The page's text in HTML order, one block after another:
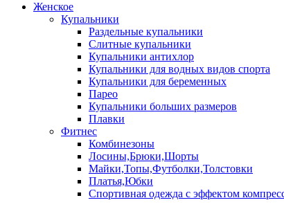
Женское
Купальники
Раздельные купальники
Слитные купальники
Купальники антихлор
Купальники для водных видов спорта
Купальники для беременных
Парео
Купальники больших размеров
Плавки
Фитнес
Комбинезоны
Лосины,Брюки,Шорты
Майки,Топы,Футболки,Толстовки
Платья,Юбки
Спортивная одежда с эффектом